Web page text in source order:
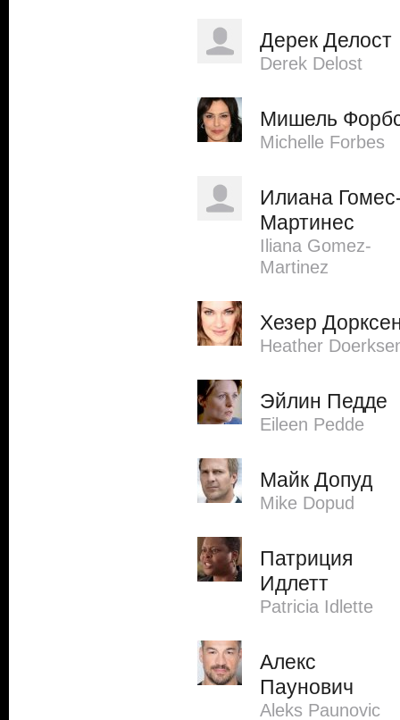
Дерек Делост
Derek Delost
Мишель
Michelle Forbes
Илиана
Мартинес
Iliana Gomez-
Martinez
Хезер
Heather
Эйлин Педде
Eileen Pedde
Майк Допуд
Mike Dopud
Патриция
Идлетт
Patricia Idlette
Алекс
Паунович
Aleks Paunovic